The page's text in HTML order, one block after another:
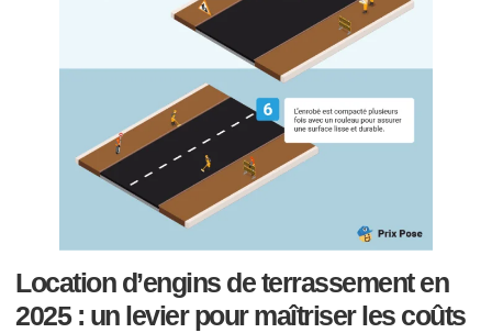
Location d’engins de terrassement en
2025 : un levier pour maîtriser les coûts